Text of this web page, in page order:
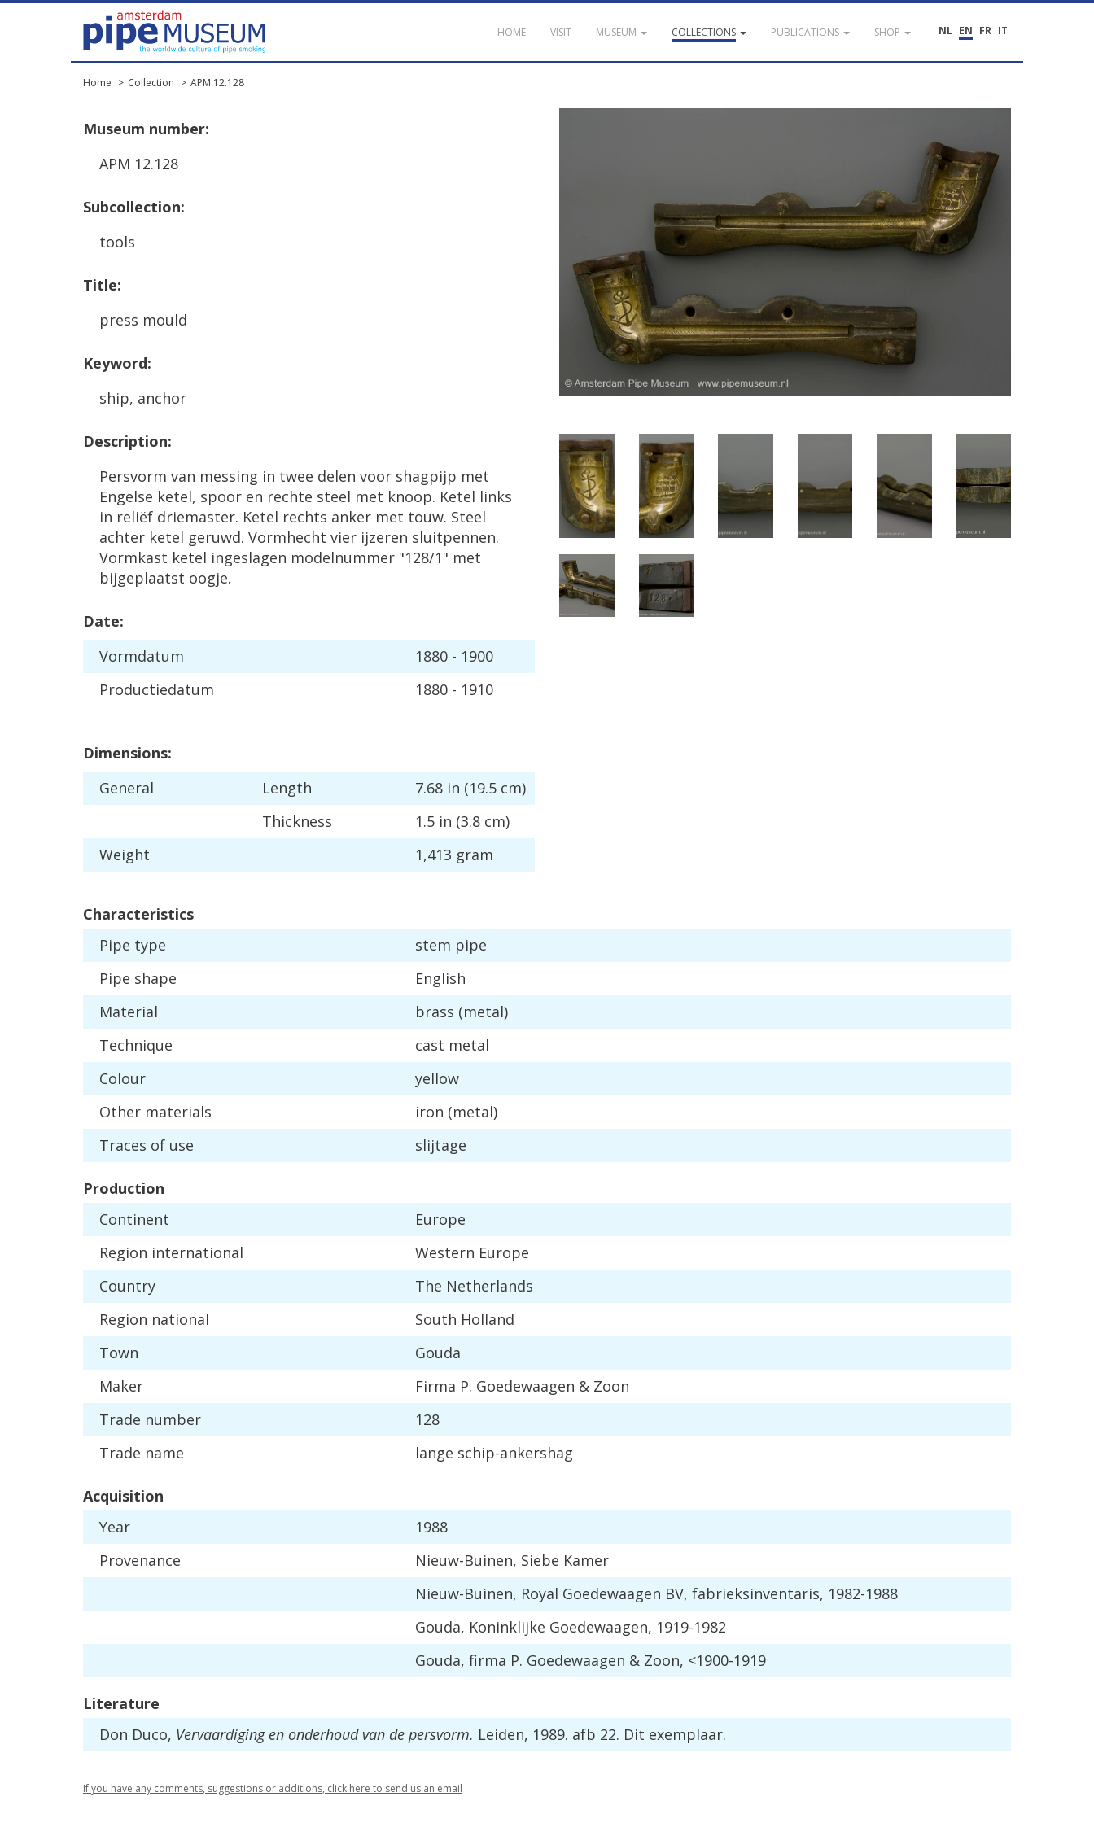
NL EN FR IT
HOME VISIT MUSEUM COLLECTIONS PUBLICATIONS SHOP
Home Collection APM 12.128
Museum number:
APM 12.128
Subcollection:
tools
Title:
press mould
Keyword:
ship, anchor
Description:
Persvorm van messing in twee delen voor shagpijp met
Engelse ketel, spoor en rechte steel met knoop. Ketel links
in reliëf driemaster. Ketel rechts anker met touw. Steel
achter ketel geruwd. Vormhecht vier ijzeren sluitpennen.
Vormkast ketel ingeslagen modelnummer "128/1" met
bijgeplaatst oogje.
Date:
Vormdatum
1880 - 1900
Productiedatum
1880 - 1910
Dimensions:
General
Length 7.68 in (19.5 cm)
Thickness
1.5 in (3.8 cm)
Weight
1,413 gram
Characteristics
Pipe type stem pipe
Pipe shape
English
Material
brass (metal)
Technique
cast metal
Colour
yellow
Other materials iron (metal)
Traces of use slijtage
Production
Continent
Europe
Region international Western Europe
Country
The Netherlands
Region national South Holland
Town
Gouda
Maker
Firma P. Goedewaagen & Zoon
Trade number
128
Trade name lange schip-ankershag
Acquisition
Year
1988
Provenance
Nieuw-Buinen, Siebe Kamer
Nieuw-Buinen, Royal Goedewaagen BV, fabrieksinventaris, 1982-1988
Gouda, Koninklijke Goedewaagen, 1919-1982
Gouda, firma P. Goedewaagen & Zoon, <1900-1919
Literature
Don Duco, Vervaardiging en onderhoud van de persvorm. Leiden, 1989. afb 22. Dit exemplaar.
Ifyou have any comments, suggestions or additions, click here to send us an email